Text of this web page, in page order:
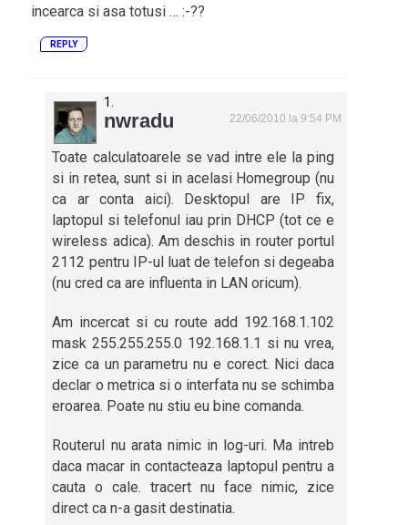
incearca si asa totusi … :-??
REPLY
nwradu 22/06/2010 la 9:54 PM
Toate calculatoarele se vad intre ele la ping
si in retea, sunt si in acelasi Homegroup (nu
ca ar conta aici). Desktopul are IP fix,
laptopul si telefonul iau prin DHCP (tot ce e
wireless adica). Am deschis in router portul
2112 pentru IP-ul luat de telefon si degeaba
(nu cred ca are influenta in LAN oricum).
Am incercat si cu route add 192.168.1.102
mask 255.255.255.0 192.168.1.1 si nu vrea,
zice ca un parametru nu e corect. Nici daca
declar o metrica si o interfata nu se schimba
eroarea. Poate nu stiu eu bine comanda.
Routerul nu arata nimic in log-uri. Ma intreb
daca macar in contacteaza laptopul pentru a
cauta o cale. tracert nu face nimic, zice
direct ca n-a gasit destinatia.